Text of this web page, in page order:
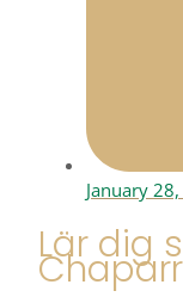
January
Lär dig